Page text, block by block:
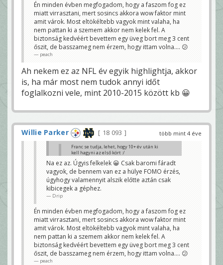
Én minden évben megfogadom, hogy a faszom fog ez
miatt virrasztani, mert sosincs akkora wow faktor mint
amit várok. Most eltökéltebb vagyok mint valaha, ha
nem pattan ki a szemem akkor nem kelek fel. A
biztonság kedvéért bevettem egy üveg bort meg 3 cent
őszit, de basszameg nem érzem, hogy ittam volna.... 😕
peach
Ah nekem ez az NFL év egyik highlightja, akkor
is, ha már most nem tudok annyi időt
foglalkozni vele, mint 2010-2015 között kb 😀
több mint 4 éve
Willie Parker 18 093
Franc se tudja, lehet, hogy 10+ év után ki
kell hagyni az első kört :/
Drip
Miért?
Izgi lesz pedig.
Bazzani
Na ez az. Úgyis felkelek 😀 Csak baromi fáradt
vagyok, de bennem van ez a hülye FOMO érzés,
úgyhogy valamennyit alszik előtte aztán csak
kibicegek a géphez.
Drip
Én minden évben megfogadom, hogy a faszom fog ez
miatt virrasztani, mert sosincs akkora wow faktor mint
amit várok. Most eltökéltebb vagyok mint valaha, ha
nem pattan ki a szemem akkor nem kelek fel. A
biztonság kedvéért bevettem egy üveg bort meg 3 cent
őszit, de basszameg nem érzem, hogy ittam volna.... 😕
peach